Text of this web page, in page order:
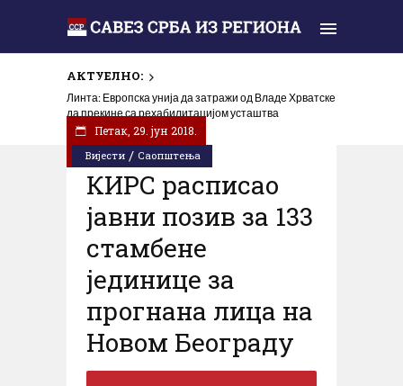
АКТУЕЛНО:
Линта: Европска унија да затражи од Владе Хрватске
да прекине са рехабилитацијом усташтва
Вијести / Саопштења
Петак, 29. јун 2018.
КИРС расписао
јавни позив за 133
стамбене
јединице за
прогнана лица на
Новом Београду